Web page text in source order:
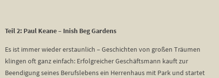
Teil 2: Paul Keane – Inish Beg Gardens
Es ist immer wieder erstaunlich – Geschichten von großen Träumen
klingen oft ganz einfach: Erfolgreicher Geschäftsmann kauft zur
Beendigung seines Berufslebens ein Herrenhaus mit Park und startet